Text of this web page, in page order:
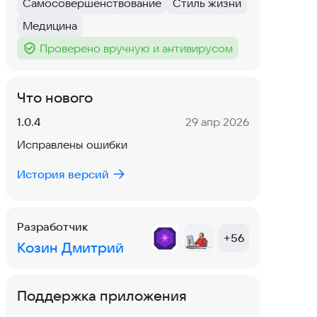
Тег:
Самосовершенствование
Тег:
Стиль жизни
Тег:
Медицина
Тег :
Проверено вручную и антивирусом
Что нового
Версия:
1.0.4 Дата:
29 апр 2026
Исправлены ошибки
История версий
Разработчик
Козин Дмитрий
+56
Поддержка приложения